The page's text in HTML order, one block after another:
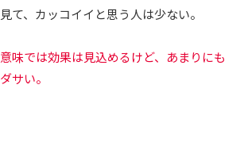
て、カッコイイと思う人は少ない。
味では効果は見込めるけど、あまりにも
サい。